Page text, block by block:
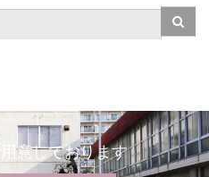
意しております